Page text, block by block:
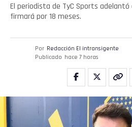
El periodista de TyC Sports
firmará por 18 meses.
Por Redacción El intransigente
Publicado hace 7 horas